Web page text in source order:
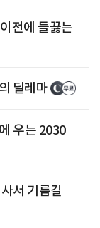
전에 들끓는
딜레마
우는 2030
서 기름길